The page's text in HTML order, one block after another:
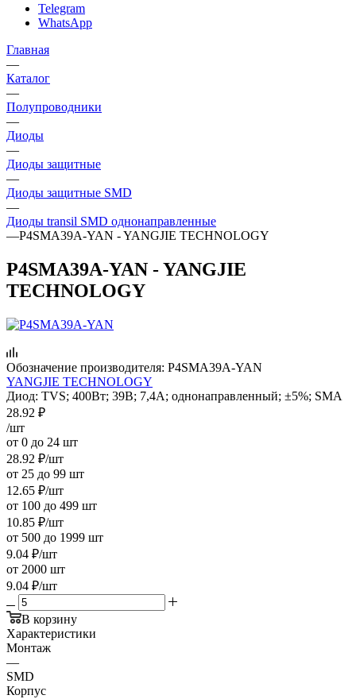
Telegram
WhatsApp
Главная
—
Каталог
—
Полупроводники
—
Диоды
—
Диоды защитные
—
Диоды защитные SMD
—
Диоды transil SMD однонаправленные
—P4SMA39A-YAN - YANGJIE TECHNOLOGY
P4SMA39A-YAN - YANGJIE
TECHNOLOGY
Обозначение производителя: P4SMA39A-YAN
YANGJIE TECHNOLOGY
Диод: TVS; 400Вт; 39В; 7,4А; однонаправленный; ±5%; SMA
28.92 ₽
/шт
от 0 до 24 шт
28.92 ₽/шт
от 25 до 99 шт
12.65 ₽/шт
от 100 до 499 шт
10.85 ₽/шт
от 500 до 1999 шт
9.04 ₽/шт
от 2000 шт
9.04 ₽/шт
В корзину
Характеристики
Монтаж
—
SMD
Корпус